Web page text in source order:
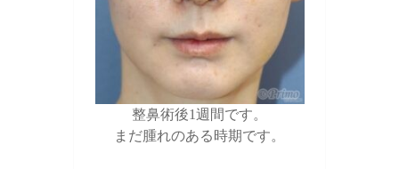
整鼻術後1週間です。
まだ腫れのある時期です。